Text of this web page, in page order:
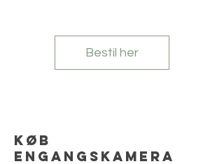
Bestil her
Køb
engangskamera